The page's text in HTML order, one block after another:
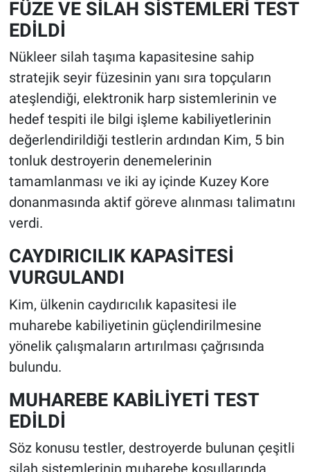
FÜZE VE SİLAH SİSTEMLERİ TEST
EDİLDİ
Nükleer silah taşıma kapasitesine sahip
stratejik seyir füzesinin yanı sıra topçuların
ateşlendiği, elektronik harp sistemlerinin ve
hedef tespiti ile bilgi işleme kabiliyetlerinin
değerlendirildiği testlerin ardından Kim, 5 bin
tonluk destroyerin denemelerinin
tamamlanması ve iki ay içinde Kuzey Kore
donanmasında aktif göreve alınması talimatını
verdi.
CAYDIRICILIK KAPASİTESİ
VURGULANDI
Kim, ülkenin caydırıcılık kapasitesi ile
muharebe kabiliyetinin güçlendirilmesine
yönelik çalışmaların artırılması çağrısında
bulundu.
MUHAREBE KABİLİYETİ TEST
EDİLDİ
Söz konusu testler, destroyerde bulunan çeşitli